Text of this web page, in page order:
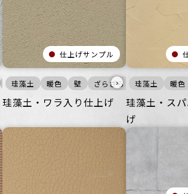
ビル・マンション 公共空間 その他 オフィス
商業空間 宿泊施設 ビル・マンション 公共空
仕上げサンプル
珪藻土 暖色 壁 ざらざら 宿泊施設
›
珪藻土・ワラ入り仕上げ
珪藻土 暖色
珪藻土・ス
げ